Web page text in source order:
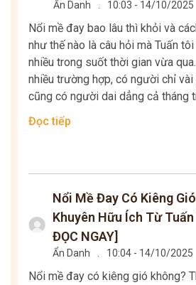
Ẩn Danh 10:03 - 14/10/2025
Nổi mề đay bao lâu thì khỏi và
như thế nào là câu hỏi mà Tuấn
nhiều trong suốt thời gian vừa
nhiều trường hợp, có người chỉ vài
cũng có người dai dẳng cả tháng
Đọc tiếp
Nổi Mề Đay Có Kiêng
Khuyên Hữu Ích Từ
ĐỌC NGAY]
Ẩn Danh 10:04 - 14/10/2025
Nổi mề đay có kiêng gió không?